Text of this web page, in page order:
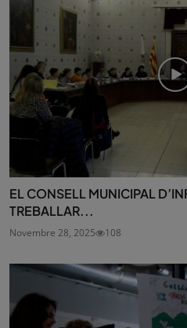
EL CONSELL MUNICIPAL
TREBALLAR...
Novembre 28, 2025 108